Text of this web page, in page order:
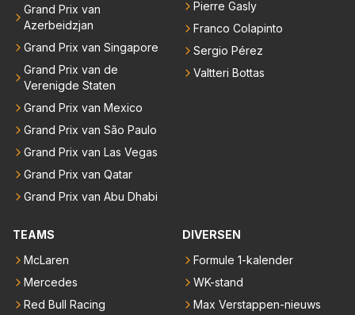
Grand Prix van
Azerbeidzjan
Grand Prix van Singapore
Grand Prix van de
Verenigde Staten
Grand Prix van Mexico
Grand Prix van São Paulo
Grand Prix van Las Vegas
Grand Prix van Qatar
Grand Prix van Abu Dhabi
Pierre Gasly
Franco Colapinto
Sergio Pérez
Valtteri Bottas
TEAMS
McLaren
Mercedes
Red Bull Racing
DIVERSEN
Formule 1-kalender
WK-stand
Max Verstappen-nieuws